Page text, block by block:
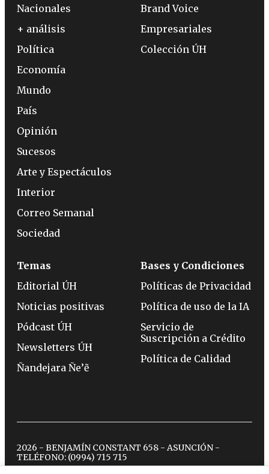
Nacionales
+ análisis
Política
Economía
Mundo
País
Opinión
Sucesos
Arte y Espectáculos
Interior
Correo Semanal
Sociedad
Brand Voice
Empresariales
Colección ÚH
Temas
Editorial ÚH
Noticias positivas
Pódcast ÚH
Newsletters ÚH
Ñandejara Ñe’ẽ
Bases y Condiciones
Políticas de Privacidad
Política de uso de la IA
Servicio de
Suscripción a Crédito
Política de Calidad
2026 - BENJAMÍN CONSTANT 658 - ASUNCIÓN -
TELÉFONO: (0994) 715 715